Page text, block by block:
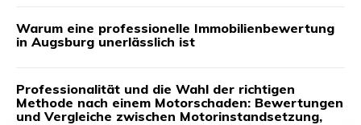
Warum eine professionelle Immobilienbewertung
in Augsburg unerlässlich ist
Professionalität und die Wahl der richtigen
Methode nach einem Motorschaden: Bewertungen
und Vergleiche zwischen Motorinstandsetzung,